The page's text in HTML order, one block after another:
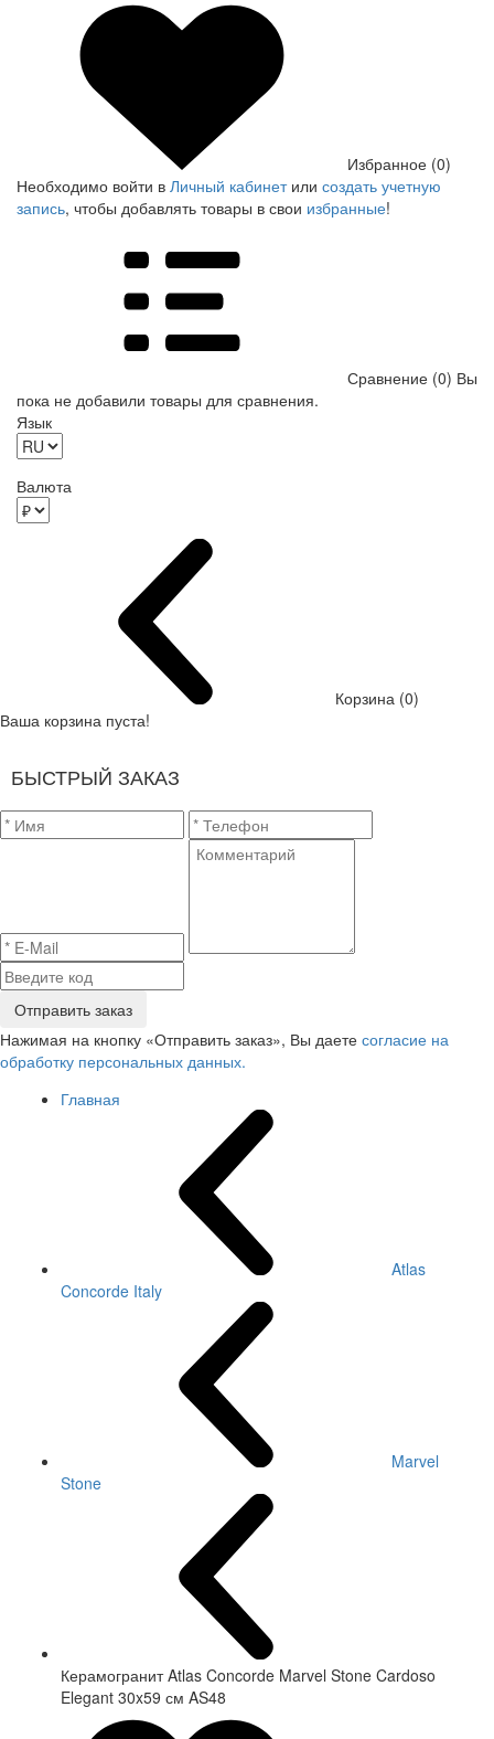
Избранное (0)
Необходимо войти в Личный кабинетили создать учетную
запись, чтобы добавлять товары в свои избранные!
Сравнение (0) Вы
пока не добавили товары для сравнения.
Язык
Валюта
Корзина (0)
Ваша корзина пуста!
БЫСТРЫЙ ЗАКАЗ
Отправить заказ
Нажимая на кнопку «Отправить заказ», Вы даете согласие на
обработку персональных данных.
Главная
Atlas
Concorde Italy
Marvel
Stone
Керамогранит Atlas Concorde Marvel Stone Cardoso
Elegant 30x59 см AS48